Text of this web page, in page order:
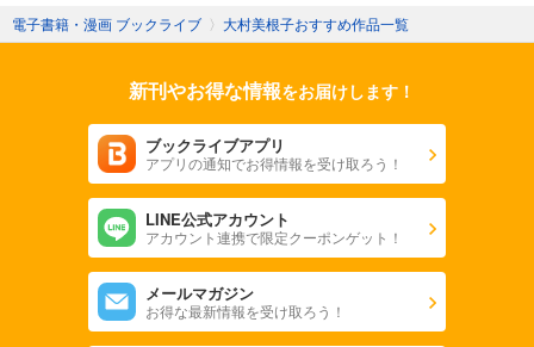
電子書籍・漫画 ブックライブ 〉 大村美根子おすすめ作品一覧
新刊やお得な情報をお届けします！
ブックライブアプリ
アプリの通知でお得情報を受け取ろう！
LINE公式アカウント
アカウント連携で限定クーポンゲット！
メールマガジン
お得な最新情報を受け取ろう！